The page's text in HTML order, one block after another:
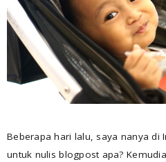
Beberapa hari lalu, saya nanya di
untuk nulis blogpost apa?